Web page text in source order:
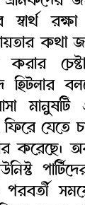
স্বার্থ
কথা
মানুষটি
যেতে
করেছে।